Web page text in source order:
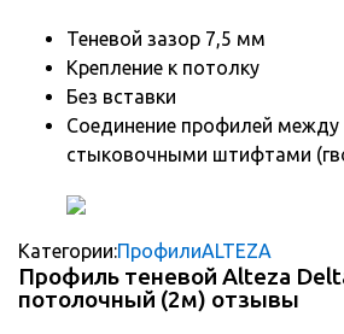
Теневой зазор 7,5 мм
Крепление к потолку
Без вставки
Соединение профилей между
стыковочными штифтами
Категории:ПрофилиALTEZA
Профиль теневой Alteza
потолочный (2м) отзывы